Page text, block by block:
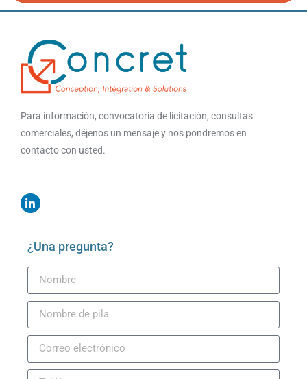
Para información, convocatoria de licitación, consultas
comerciales, déjenos un mensaje y nos pondremos en
contacto con usted.
¿Una pregunta?